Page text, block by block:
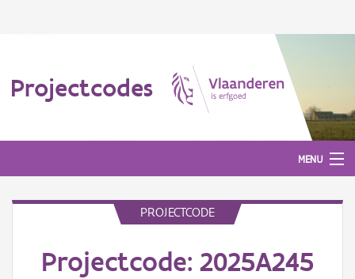
Projectcodes
MENU
PROJECTCODE
Projectcode: 2025A245